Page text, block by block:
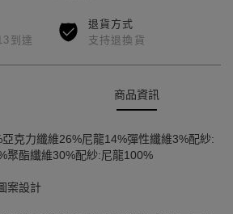
到達
退貨方式
支持退換貨
商品資訊
克力纖維26%尼龍14%彈性纖維3%配紗:
聚酯纖維30%配紗:尼龍100%
案設計